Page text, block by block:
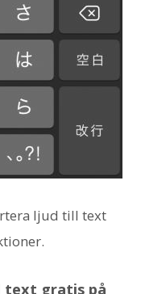
ljud till text
text gratis på